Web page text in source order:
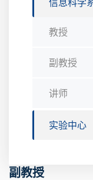
信息科学
教授
副教授
讲师
实验中心
副教授